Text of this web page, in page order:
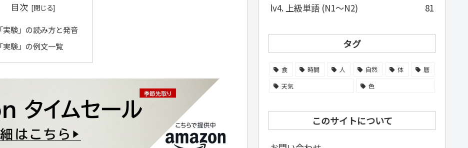
目次
「実験」の読み方と発音
「実験」の例文一覧
lv4. 上級単語 (N1～N2)
81
タグ
食 時間 人 自然 体
暦
天気
色
このサイトについて